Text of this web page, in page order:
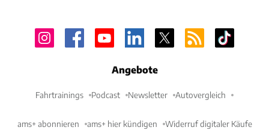
Angebote
Fahrtrainings Podcast Newsletter Autovergleich
ams+ abonnieren ams+ hier kündigen Widerruf digitaler Käufe